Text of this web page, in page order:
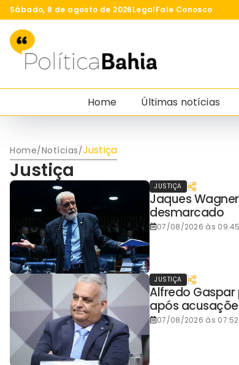
Sábado, 8 de agosto de 2026LegalFale Conosco
Home Últimas notícias
Home/Notícias/Justiça
Justiça
JUSTIÇA
Jaques
desmarcado
07/08/2026 às 09:45
JUSTIÇA
Alfredo Gaspar
após
07/08/2026 às 07:52